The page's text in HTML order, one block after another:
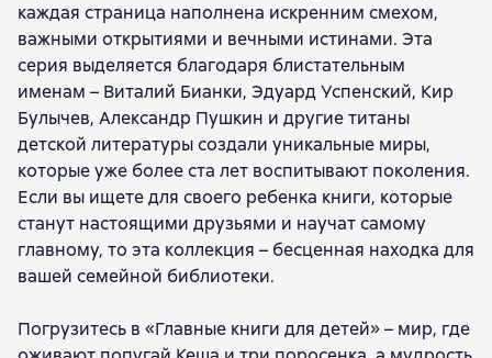
каждая страница наполнена искренним смехом,
важными открытиями и вечными истинами. Эта
серия выделяется благодаря блистательным
именам – Виталий Бианки, Эдуард Успенский, Кир
Булычев, Александр Пушкин и другие титаны
детской литературы создали уникальные миры,
которые уже более ста лет воспитывают поколения.
Если вы ищете для своего ребенка книги, которые
станут настоящими друзьями и научат самому
главному, то эта коллекция – бесценная находка для
вашей семейной библиотеки.
Погрузитесь в «Главные книги для детей» – мир, где